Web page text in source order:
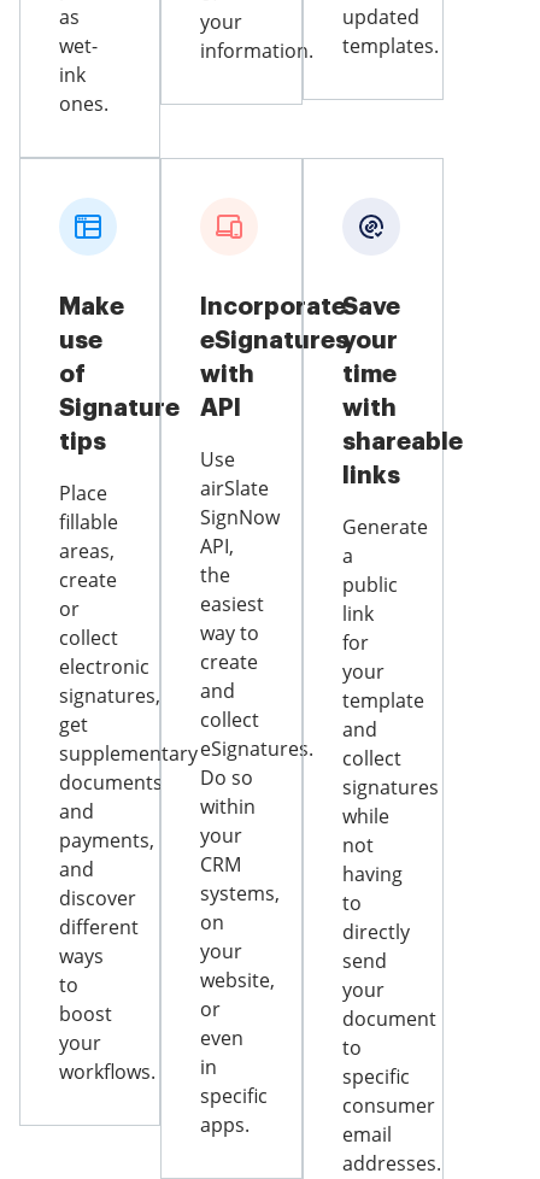
as
wet-
ink
ones.
your
information.
updated
templates.
Make
use
of
Signature
tips
Place
fillable
areas,
create
or
collect
electronic
signatures,
get
supplementary
documents
and
payments,
and
discover
different
ways
to
boost
your
workflows.
Incorporate
eSignatures
with
API
Use
airSlate
SignNow
API,
the
easiest
way to
create
and
collect
eSignatures.
Do so
within
your
CRM
systems,
on
your
website,
or
even
in
specific
apps.
Save
your
time
with
shareable
links
Generate
a
public
link
for
your
template
and
collect
signatures
while
not
having
to
directly
send
your
document
to
specific
consumer
email
addresses.